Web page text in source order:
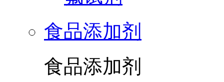
食品添加剂
食品添加剂